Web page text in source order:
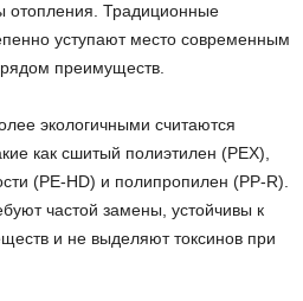
отопления. Традиционные
уступают место современным
преимуществ.
экологичными считаются
как сшитый полиэтилен (PEX),
(PE-HD) и полипропилен (PP-R).
частой замены, устойчивы к
и не выделяют токсинов при